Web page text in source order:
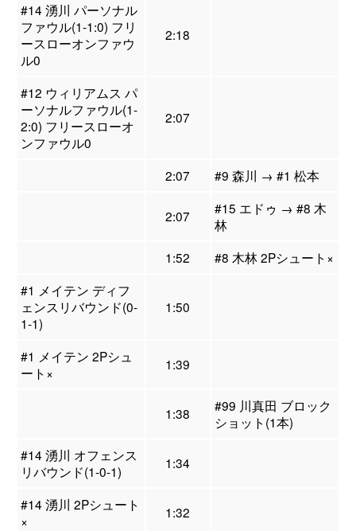
#14 湧川 パーソナル
ファウル(1-1:0) フリ
ースローオンファウ
ル0
2:18
#12 ウィリアムス パ
ーソナルファウル(1-
2:0) フリースローオ
ンファウル0
2:07
2:07 #9 森川 → #1 松本
2:07
#15 エドゥ → #8 木
林
1:52
#8 木林 2Pシュート×
#1 メイテン ディフ
ェンスリバウンド(0-
1-1)
1:50
#1 メイテン 2Pシュ
ート×
1:39
1:38
#99 川真田 ブロック
ショット(1本)
#14 湧川 オフェンス
リバウンド(1-0-1)
1:34
#14 湧川 2Pシュート
×
1:32